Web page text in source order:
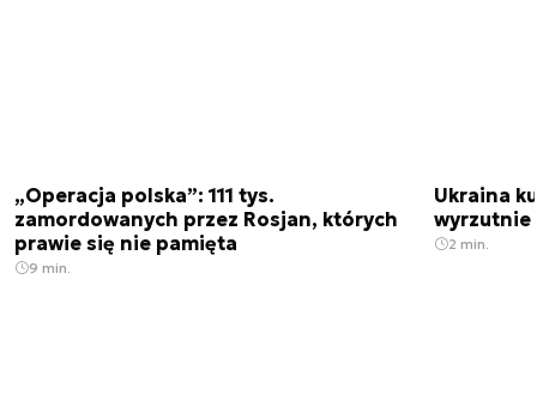
„Operacja polska”: 111 tys.
zamordowanych przez Rosjan, których
prawie się nie pamięta
9 min.
Ukraina
wyrzutnie
2 min.